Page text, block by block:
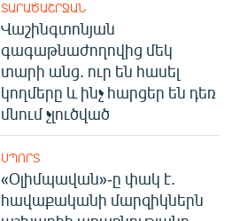
ՏԱՐԱԾԱՇՐՋԱՆ
Վաշինգտոնյան
գագաթնաժողովից մեկ
տարի անց. ուր են հասել
կողմերը և ինչ հարցեր են դեռ
մնում չլուծված
ՍՊՈՐՏ
«Օլիմպավան»-ը փակ է.
հավաքականի մարզիկներն